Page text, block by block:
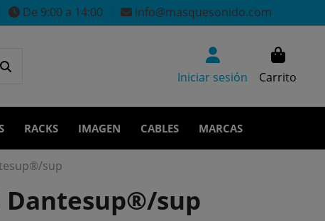
De 9:00 a 14:00 info@masquesonido.com
Iniciar sesión Carrito
RACKS IMAGEN CABLES MARCAS
sup
Dantesup®/sup